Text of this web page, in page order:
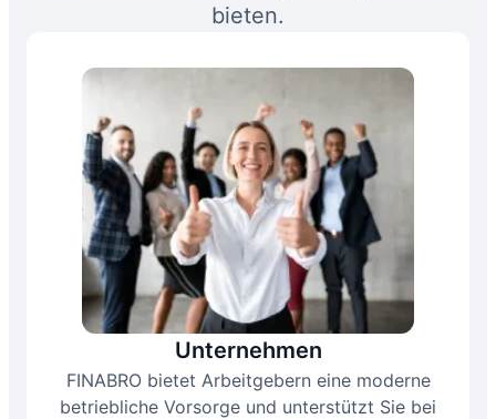
bieten.
Unternehmen
FINABRO bietet Arbeitgebern eine moderne
betriebliche Vorsorge und unterstützt Sie bei